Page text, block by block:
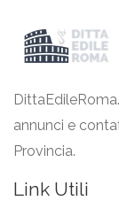
annunci e
Provincia.
Link Utili